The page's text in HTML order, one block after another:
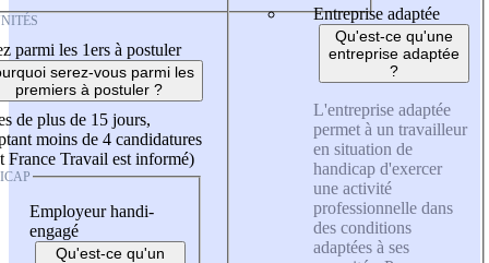
parmi les 1ers à postuler
serez-vous parmi les
premiers à postuler ?
de plus de 15 jours,
moins de 4 candidatures
France Travail est informé)
Employeur handi-
engagé
Qu'est-ce qu'un
Entreprise adaptée
Qu'est-ce qu'une
entreprise adaptée
?
L'entreprise adaptée
permet à un travailleur
en situation de
handicap d'exercer
une activité
professionnelle dans
des conditions
adaptées à ses